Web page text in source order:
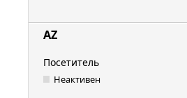
AZ
Посетитель
Неактивен